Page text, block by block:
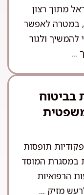
מתוך רצון
במטרה לאפשר
להמשיך ולגור
...
בביטוח
תופסות
במסגרת המוסד
הרפואיות
מזיק ...